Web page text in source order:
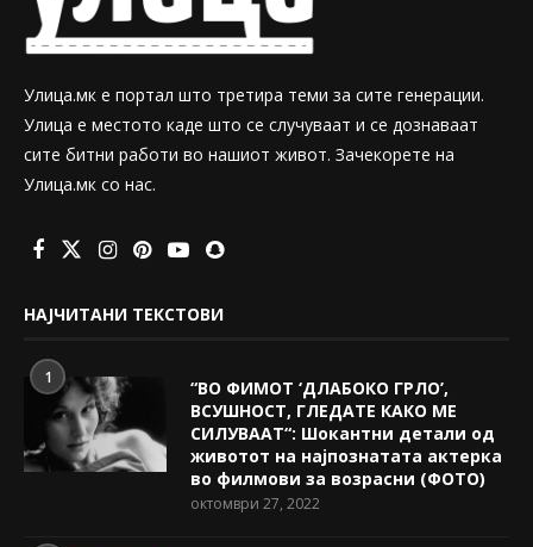
Улица.мк е портал што третира теми за сите генерации.
Улица е местото каде што се случуваат и се дознаваат
сите битни работи во нашиот живот. Зачекорете на
Улица.мк со нас.
НАЈЧИТАНИ ТЕКСТОВИ
1
“ВО ФИМОТ ‘ДЛАБОКО ГРЛО’,
ВСУШНОСТ, ГЛЕДАТЕ КАКО МЕ
СИЛУВААТ“: Шокантни детали од
животот на најпознатата актерка
во филмови за возрасни (ФОТО)
октомври 27, 2022